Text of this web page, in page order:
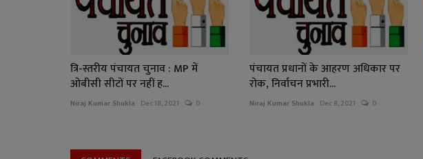
त्रि-स्तरीय पंचायत चुनाव : MP में
ओबीसी सीटों पर नहीं ह...
Niraj Kumar Shukla Dec 18, 2021 0
पंचायत प्रधानों के आहरण अधिकार पर
रोक, निर्वाचन प्रभारी...
Niraj Kumar Shukla Dec 8, 2021 0